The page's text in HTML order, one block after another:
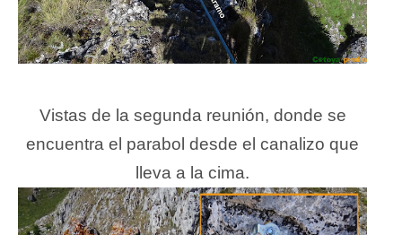
Vistas de la segunda reunión, donde se
encuentra el parabol desde el canalizo que
lleva a la cima.